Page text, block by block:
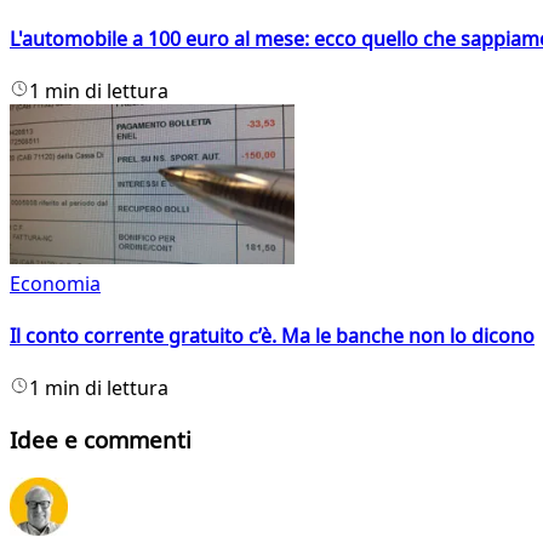
L'automobile a 100 euro al mese: ecco quello che
1 min di lettura
Economia
Il conto corrente gratuito c’è. Ma le banche non lo dicono
1 min di lettura
Idee e commenti